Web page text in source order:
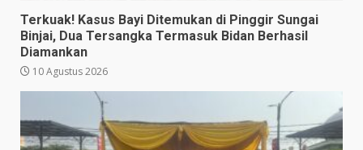
Terkuak! Kasus Bayi Ditemukan di Pinggir Sungai
Binjai, Dua Tersangka Termasuk Bidan Berhasil
Diamankan
10 Agustus 2026